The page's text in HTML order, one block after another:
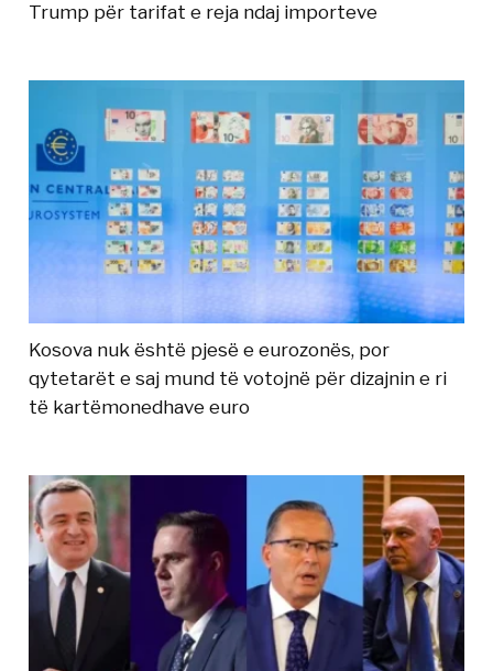
Trump për tarifat e reja ndaj importeve
Kosova nuk është pjesë e eurozonës, por
qytetarët e saj mund të votojnë për dizajnin e ri
të kartëmonedhave euro